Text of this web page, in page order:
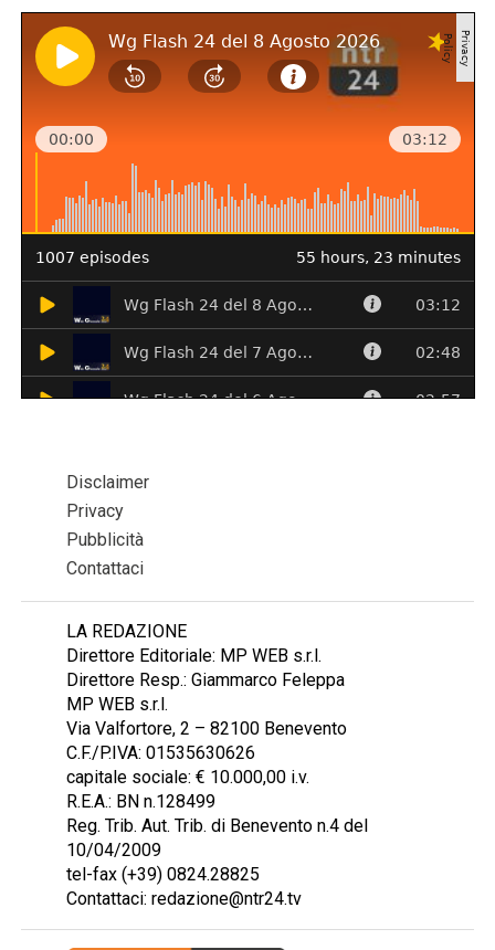
Disclaimer
Privacy
Pubblicità
Contattaci
LA REDAZIONE
Direttore Editoriale: MP WEB s.r.l.
Direttore Resp.: Giammarco Feleppa
MP WEB s.r.l.
Via Valfortore, 2 – 82100 Benevento
C.F./P.IVA: 01535630626
capitale sociale: € 10.000,00 i.v.
R.E.A.: BN n.128499
Reg. Trib. Aut. Trib. di Benevento n.4 del
10/04/2009
tel-fax (+39) 0824.28825
Contattaci: redazione@ntr24.tv